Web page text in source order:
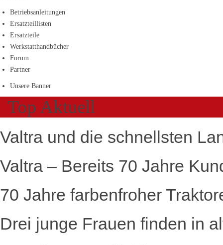
Betriebsanleitungen
Ersatzteillisten
Ersatzteile
Werkstatthandbücher
Forum
Partner
Unsere Banner
Top Aktuell
Valtra und die schnellsten
Valtra – Bereits 70 Jahre
70 Jahre farbenfroher
Drei junge Frauen finden in